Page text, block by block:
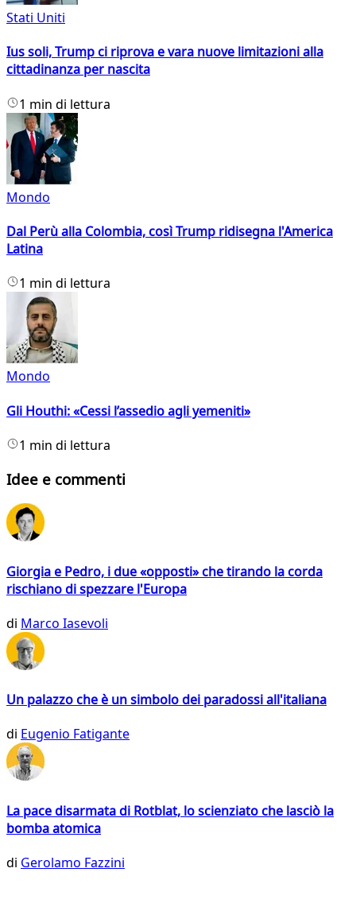
Stati Uniti
Ius soli, Trump ci riprova e vara nuove limitazioni alla
cittadinanza per nascita
1 min di lettura
Mondo
Dal Perù alla Colombia, così Trump ridisegna l'America
Latina
1 min di lettura
Mondo
Gli Houthi: «Cessi l’assedio agli yemeniti»
1 min di lettura
Idee e commenti
Giorgia e Pedro, i due «opposti» che tirando la corda
rischiano di spezzare l'Europa
di Marco Iasevoli
Un palazzo che è un simbolo dei paradossi all'italiana
di Eugenio Fatigante
La pace disarmata di Rotblat, lo scienziato che lasciò la
bomba atomica
di Gerolamo Fazzini